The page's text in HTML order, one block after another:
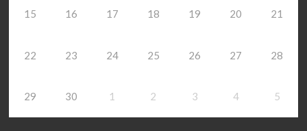
15 16 17 18 19 20 21
22 23 24 25 26 27 28
29 30 1 2 3 4 5